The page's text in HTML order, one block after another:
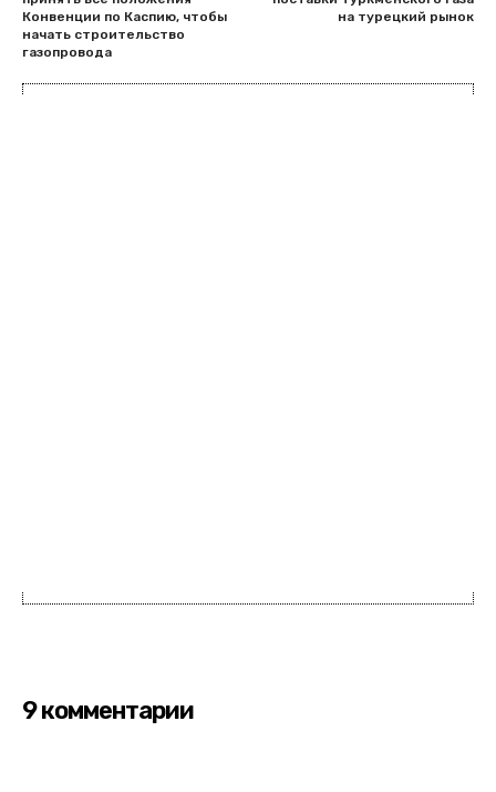
Конвенции по Каспию, чтобы
начать строительство
газопровода
на турецкий рынок
9 комментарии